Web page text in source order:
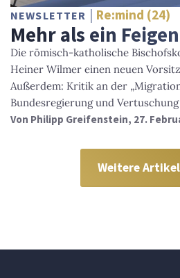
NEWSLETTER Re:mind (24)
Mehr als ein
Die römisch-katholische
Heiner Wilmer einen neuen
Außerdem: Kritik an der
Bundesregierung und
Von Philipp Greifenstein, 27.
Weitere